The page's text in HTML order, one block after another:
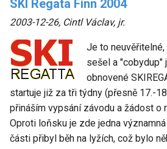
SKI Regata Finn 2004
2003-12-26, Cintl Václav, jr.
Je to
sešel a "cobydup"
obnovené
startuje již za tři týdny (přesně 17.-
přináším vypsání závodu a žádost o
Oproti loňsku je zde jedna
části přibyl běh na lyžích, což bylo